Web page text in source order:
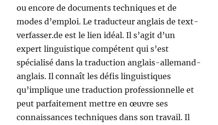
ou encore de documents techniques et de
modes d’emploi. Le traducteur anglais de text-
verfasser.de est le lien idéal. Il s’agit d’un
expert linguistique compétent qui s’est
spécialisé dans la traduction anglais-allemand-
anglais. Il connaît les défis linguistiques
qu’implique une traduction professionnelle et
peut parfaitement mettre en œuvre ses
connaissances techniques dans son travail. Il